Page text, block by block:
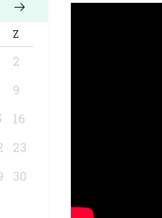
Z
2
9
16
23
30